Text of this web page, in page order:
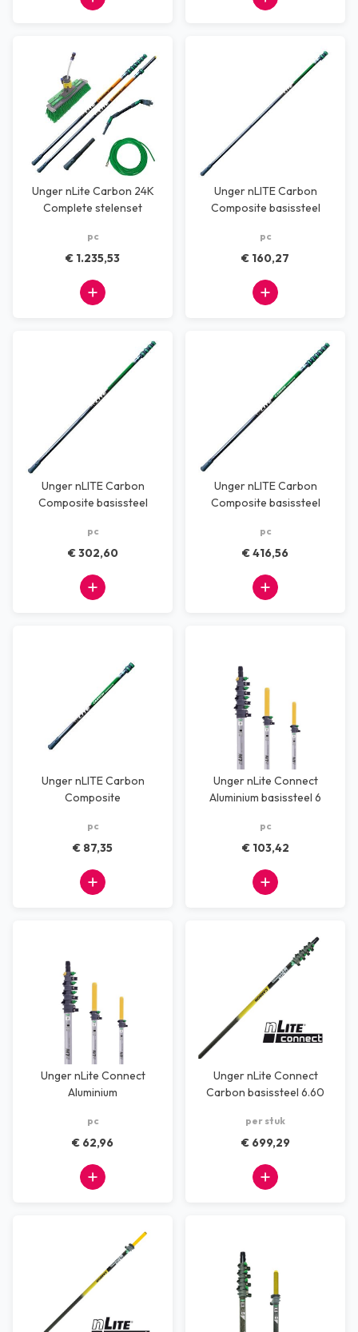
Unger nLite Carbon 24K
Complete stelenset
pc
€ 1.235,53
Unger nLITE Carbon
Composite basissteel
pc
€ 160,27
Unger nLITE Carbon
Composite basissteel
pc
€ 302,60
Unger nLITE Carbon
Composite basissteel
pc
€ 416,56
Unger nLITE Carbon
Composite
1,60m
pc
€ 87,35
Unger nLite Connect
Aluminium basissteel 6
pc
€ 103,42
Unger nLite Connect
Aluminium
pc
€ 62,96
Unger nLite Connect
Carbon basissteel 6.60
per stuk
€ 699,29